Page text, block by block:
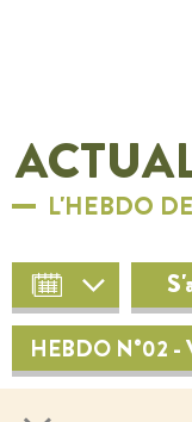
L'HEBDO
HEBDO N°02 -